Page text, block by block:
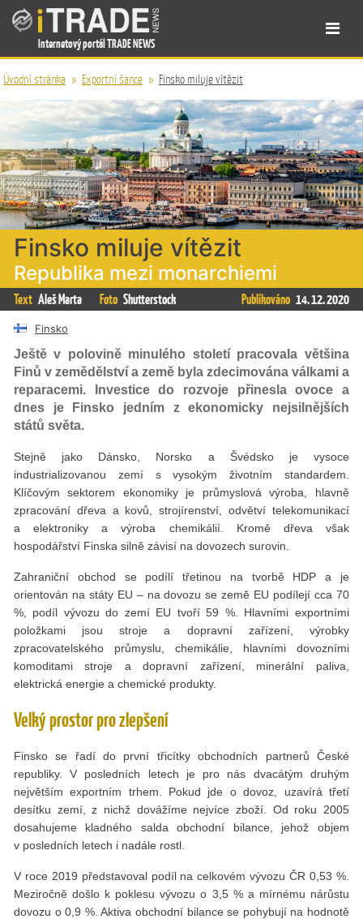
Internetový portál TRADE NEWS
Úvodní stránka » Exportní šance » Finsko miluje vítězit
Finsko miluje vítězit
Republika mezi monarchiemi
Text Aleš Marta Foto Shutterstock Publikováno 14. 12. 2020
Finsko
Ještě v polovině minulého století pracovala většina
Finů v zemědělství a země byla zdecimována válkami a
reparacemi. Investice do rozvoje přinesla ovoce a
dnes je Finsko jedním z ekonomicky nejsilnějších
států světa.
Stejně jako Dánsko, Norsko a Švédsko je vysoce
industrializovanou zemí s vysokým životním standardem.
Klíčovým sektorem ekonomiky je průmyslová výroba, hlavně
zpracování dřeva a kovů, strojírenství, odvětví telekomunikací
a elektroniky a výroba chemikálií. Kromě dřeva však
hospodářství Finska silně závisí na dovozech surovin.
Zahraniční obchod se podílí třetinou na tvorbě HDP a je
orientován na státy EU – na dovozu se země EU podílejí cca 70
%, podíl vývozu do zemí EU tvoří 59 %. Hlavními exportními
položkami jsou stroje a dopravní zařízení, výrobky
zpracovatelského průmyslu, chemikálie, hlavními dovozními
komoditami stroje a dopravní zařízení, minerální paliva,
elektrická energie a chemické produkty.
Velký prostor pro zlepšení
Finsko se řadí do první třicítky obchodních partnerů České
republiky. V posledních letech je pro nás dvacátým druhým
největším exportním trhem. Pokud jde o dovoz, uzavírá třetí
desítku zemí, z nichž dovážíme nejvíce zboží. Od roku 2005
dosahujeme kladného salda obchodní bilance, jehož objem
v posledních letech i nadále rostl.
V roce 2019 představoval podíl na celkovém vývozu ČR 0,53 %.
Meziročně došlo k poklesu vývozu o 3,5 % a mírnému nárůstu
dovozu o 0,9 %. Aktiva obchodní bilance se pohybují na hodnotě